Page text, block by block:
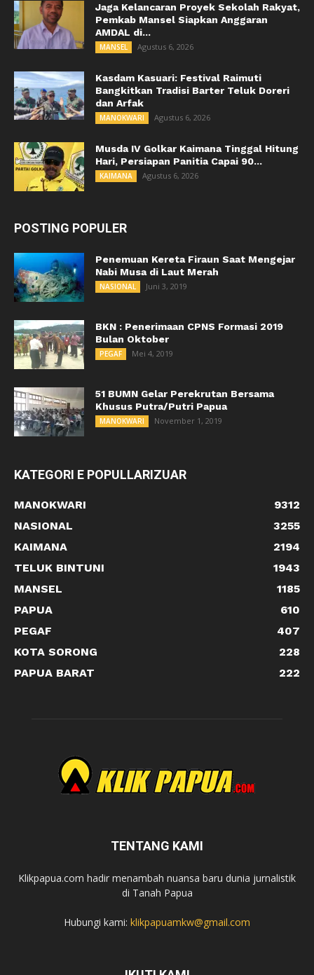
Jaga Kelancaran Proyek Sekolah Rakyat,
Pemkab Mansel Siapkan Anggaran
AMDAL di...
MANSEL Agustus 6, 2026
Kasdam Kasuari: Festival Raimuti
Bangkitkan Tradisi Barter Teluk Doreri
dan Arfak
MANOKWARI Agustus 6, 2026
Musda IV Golkar Kaimana Tinggal Hitung
Hari, Persiapan Panitia Capai 90...
KAIMANA Agustus 6, 2026
POSTING POPULER
Penemuan Kereta Firaun Saat Mengejar
Nabi Musa di Laut Merah
NASIONAL Juni 3, 2019
BKN : Penerimaan CPNS Formasi 2019
Bulan Oktober
PEGAF Mei 4, 2019
51 BUMN Gelar Perekrutan Bersama
Khusus Putra/Putri Papua
MANOKWARI November 1, 2019
KATEGORI E POPULLARIZUAR
MANOKWARI
9312
NASIONAL
3255
KAIMANA
2194
TELUK BINTUNI
1943
MANSEL
1185
PAPUA
610
PEGAF
407
KOTA SORONG
228
PAPUA BARAT
222
TENTANG KAMI
Klikpapua.com hadir menambah nuansa baru dunia jurnalistik
di Tanah Papua
Hubungi kami: klikpapuamkw@gmail.com